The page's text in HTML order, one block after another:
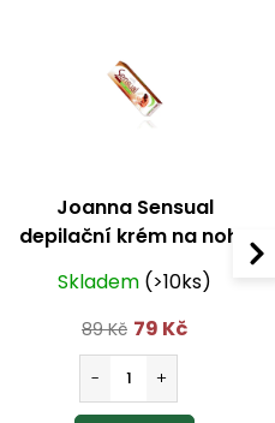
Joanna Sensual
depilační krém na nohy
100g
Skladem (>10ks)
89 Kč 79 Kč